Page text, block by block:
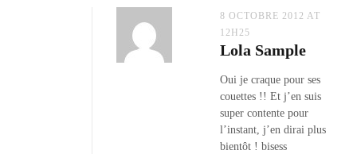
8 OCTOBRE 2012 AT
12H25
Lola Sample
Oui je craque pour ses
couettes !! Et j’en suis
super contente pour
l’instant, j’en dirai plus
bientôt ! bisess